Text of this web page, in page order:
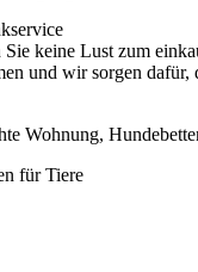
keine Lust zum
und wir sorgen
Wohnung,
für Tiere